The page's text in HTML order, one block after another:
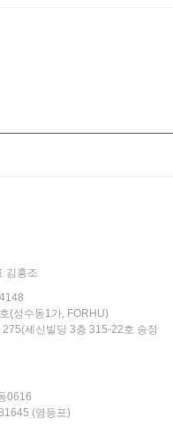
김흥조
(성수동1가, FORHU)
세신빌딩 3층 315-22호 송정
0616
(영등포)